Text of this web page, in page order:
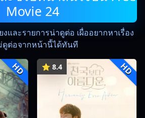
Movie 24
งและรายการน่าดูต่อ เผื่ออยากหาเรื่อง
ดูต่อจากหน้านี้ได้ทันที
HD ⭐ 8.4 HD